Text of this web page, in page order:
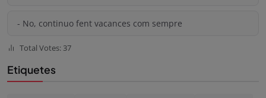
- No, continuo fent vacances com sempre
Total Votes: 37
Etiquetes